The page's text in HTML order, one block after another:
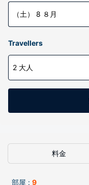
（土） 8 ８月
Travellers
2 大人
料金
部屋 : 9